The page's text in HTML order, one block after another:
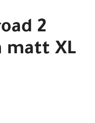
2
matt XL